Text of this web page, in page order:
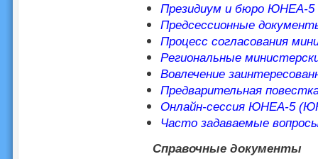
Президиум и бюро ЮНЕА-5
Предсессионные
Процесс согласования
Региональные
Вовлечение
Предварительная
Онлайн-сессия ЮНЕА-5
Часто задаваемые
Справочные документы